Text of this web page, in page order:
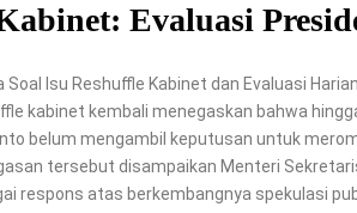
Evaluasi
Soal Isu Reshuffle Kabinet dan Evaluasi
kabinet kembali menegaskan bahwa
belum mengambil keputusan untuk
tersebut disampaikan Menteri
respons atas berkembangnya spekulasi